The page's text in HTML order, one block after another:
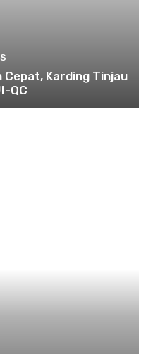
Cepat, Karding Tinjau
QC